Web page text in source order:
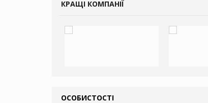
КРАЩІ КОМПАНІЇ
ОСОБИСТОСТІ